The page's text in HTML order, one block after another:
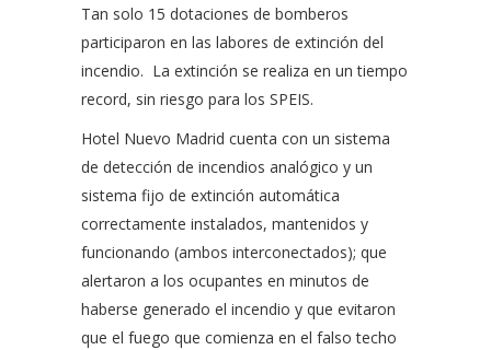
Tan solo 15 dotaciones de bomberos
participaron en las labores de extinción del
incendio. La extinción se realiza en un tiempo
record, sin riesgo para los SPEIS.
Hotel Nuevo Madrid cuenta con un sistema
de detección de incendios analógico y un
sistema fijo de extinción automática
correctamente instalados, mantenidos y
funcionando (ambos interconectados); que
alertaron a los ocupantes en minutos de
haberse generado el incendio y que evitaron
que el fuego que comienza en el falso techo